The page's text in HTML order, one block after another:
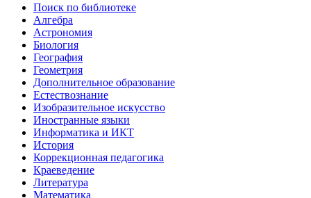
Поиск по библиотеке
Алгебра
Астрономия
Биология
География
Геометрия
Дополнительное образование
Естествознание
Изобразительное искусство
Иностранные языки
Информатика и ИКТ
История
Коррекционная педагогика
Краеведение
Литература
Математика